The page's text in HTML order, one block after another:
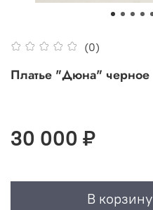
(0)
Платье "Дюна" черное
30 000 ₽
В корзину